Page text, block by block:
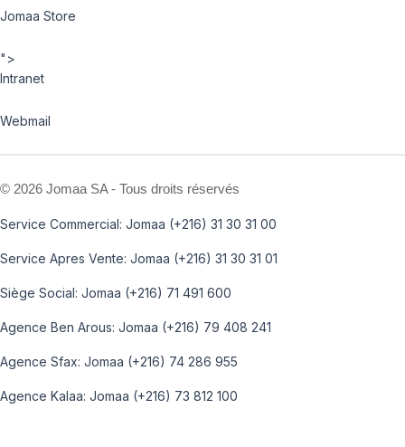
Jomaa Store
">
Intranet
Webmail
© 2026 Jomaa SA - Tous droits réservés
Service Commercial: Jomaa (+216) 31 30 31 00
Service Apres Vente: Jomaa (+216) 31 30 31 01
Siège Social: Jomaa (+216) 71 491 600
Agence Ben Arous: Jomaa (+216) 79 408 241
Agence Sfax: Jomaa (+216) 74 286 955
Agence Kalaa: Jomaa (+216) 73 812 100